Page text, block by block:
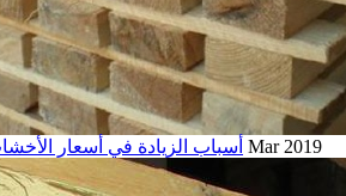
أسباب الزيادة في أسعار الأخشاب 9 Mar 2019